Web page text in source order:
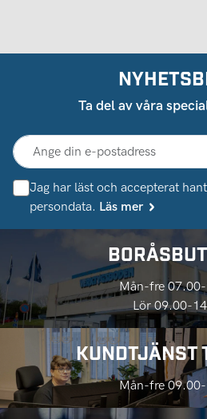
Ta del av våra
Jag har läst och accepterat
persondata. Läs mer
Mån-fre
Lör 09.00-
KUNDTJÄNST
Mån-fre